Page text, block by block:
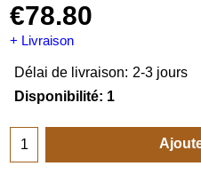
€78.80
+ Livraison
Délai de livraison: 2-3 jours
Disponibilité: 1